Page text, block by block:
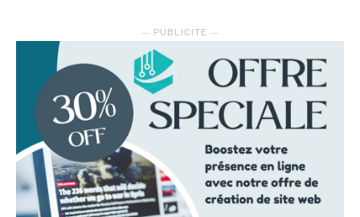
― PUBLICITE ―